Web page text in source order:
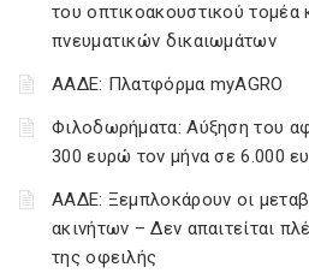
του οπτικοακουστικού τομέα
πνευματικών δικαιωμάτων
ΑΑΔΕ: Πλατφόρμα myAGRO
Φιλοδωρήματα: Αύξηση του
300 ευρώ τον μήνα σε 6.000
ΑΑΔΕ: Ξεμπλοκάρουν οι
ακινήτων – Δεν απαιτείται
της οφειλής